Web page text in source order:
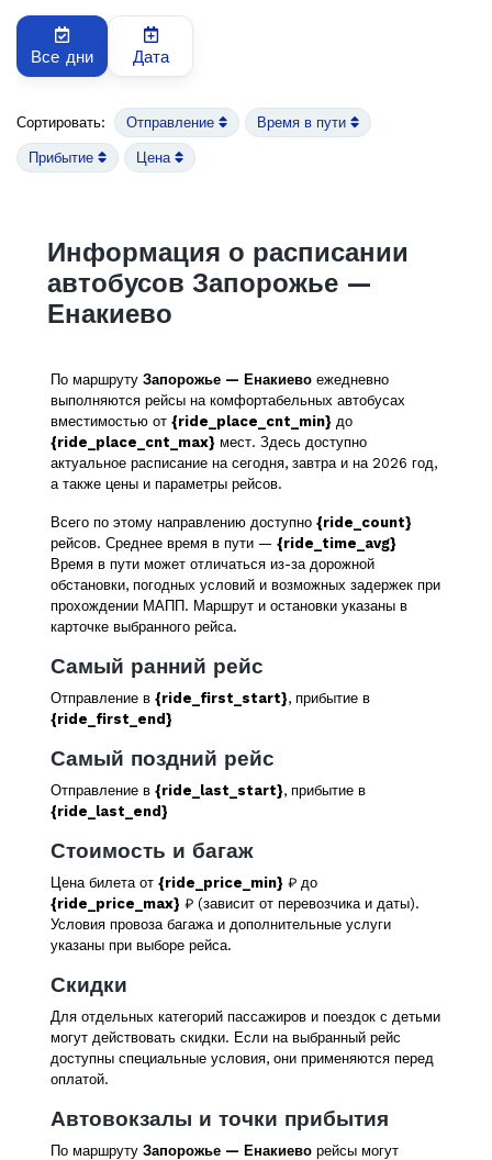
Все дни Дата
Сортировать: Отправление Время в пути
Прибытие Цена
Информация о расписании
автобусов Запорожье —
Енакиево
По маршруту Запорожье — Енакиево ежедневно
выполняются рейсы на комфортабельных автобусах
вместимостью от {ride_place_cnt_min} до
{ride_place_cnt_max} мест. Здесь доступно
актуальное расписание на сегодня, завтра и на 2026 год,
а также цены и параметры рейсов.
Всего по этому направлению доступно {ride_count}
рейсов. Среднее время в пути — {ride_time_avg}
Время в пути может отличаться из-за дорожной
обстановки, погодных условий и возможных задержек при
прохождении МАПП. Маршрут и остановки указаны в
карточке выбранного рейса.
Самый ранний рейс
Отправление в {ride_first_start}, прибытие в
{ride_first_end}
Самый поздний рейс
Отправление в {ride_last_start}, прибытие в
{ride_last_end}
Стоимость и багаж
Цена билета от {ride_price_min} ₽ до
{ride_price_max} ₽ (зависит от перевозчика и даты).
Условия провоза багажа и дополнительные услуги
указаны при выборе рейса.
Скидки
Для отдельных категорий пассажиров и поездок с детьми
могут действовать скидки. Если на выбранный рейс
доступны специальные условия, они применяются перед
оплатой.
Автовокзалы и точки прибытия
По маршруту Запорожье — Енакиево рейсы могут